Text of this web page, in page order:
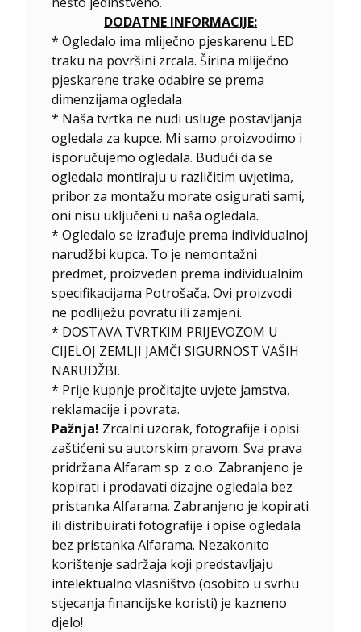
DODATNE INFORMACIJE:
* Ogledalo ima mliječno pjeskarenu LED
traku na površini zrcala. Širina mliječno
pjeskarene trake odabire se prema
dimenzijama ogledala
* Naša tvrtka ne nudi usluge postavljanja
ogledala za kupce. Mi samo proizvodimo i
isporučujemo ogledala. Budući da se
ogledala montiraju u različitim uvjetima,
pribor za montažu morate osigurati sami,
oni nisu uključeni u naša ogledala.
* Ogledalo se izrađuje prema individualnoj
narudžbi kupca. To je nemontažni
predmet, proizveden prema individualnim
specifikacijama Potrošača. Ovi proizvodi
ne podliježu povratu ili zamjeni.
* DOSTAVA TVRTKIM PRIJEVOZOM U
CIJELOJ ZEMLJI JAMČI SIGURNOST VAŠIH
NARUDŽBI.
* Prije kupnje pročitajte uvjete jamstva,
reklamacije i povrata.
Pažnja! Zrcalni uzorak, fotografije i opisi
zaštićeni su autorskim pravom. Sva prava
pridržana Alfaram sp. z o.o. Zabranjeno je
kopirati i prodavati dizajne ogledala bez
pristanka Alfarama. Zabranjeno je kopirati
ili distribuirati fotografije i opise ogledala
bez pristanka Alfarama. Nezakonito
korištenje sadržaja koji predstavljaju
intelektualno vlasništvo (osobito u svrhu
stjecanja financijske koristi) je kazneno
djelo!